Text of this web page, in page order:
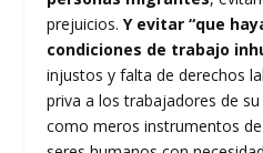
prejuicios.Y evitar “que
condiciones de trabajo
injustos y falta de derechos
priva a los trabajadores de
como meros instrumentos